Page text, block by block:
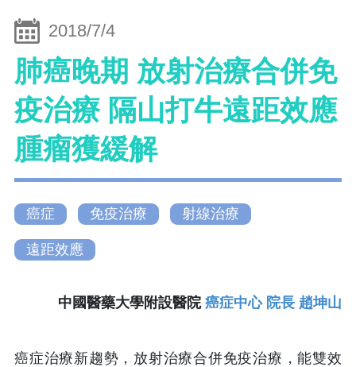
2018/7/4
肺癌晚期 放射治療合併免
疫治療 隔山打牛遠距效應
腫瘤獲緩解
癌症 免疫治療 射線治療
遠距效應
中國醫藥大學附設醫院 癌症中心 院長 趙坤山
癌症治療新趨勢，放射治療合併免疫治療，能雙效